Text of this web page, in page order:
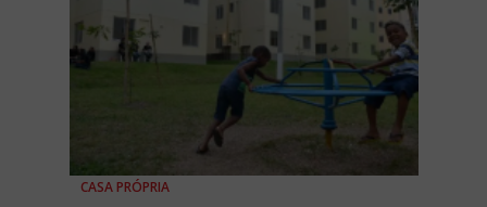
CASA PRÓPRIA